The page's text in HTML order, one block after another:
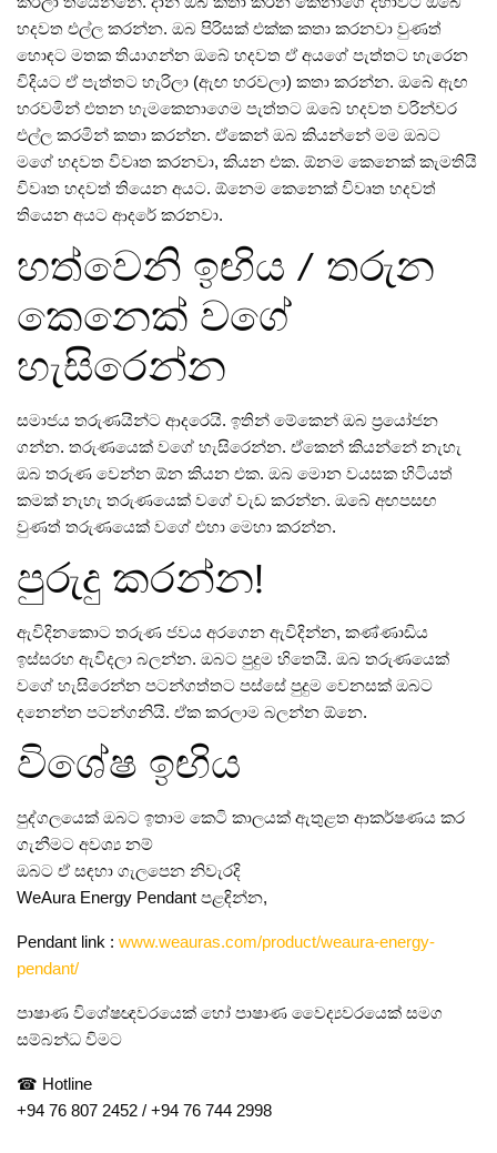
හදවත එල්ල කරන්න. ඔබ පිරිසක්‌ එක්ක කතා කරනවා වුණත්‌
හොඳට මතක තියාගන්න ඔබේ හදවත ඒ අයගේ පැත්තට හැරෙන
විදියට ඒ පැත්තට හැරිලා (ඇඟ හරවලා) කතා කරන්න. ඔබේ ඇඟ
හරවමින්‌ එතන හැමකෙනාගෙම පැත්තට ඔබේ හදවත වරින්වර
එල්ල කරමින්‌ කතා කරන්න. ඒකෙන්‌ ඔබ කියන්නේ මම ඔබට
මගේ හදවත විවෘත කරනවා, කියන එක. ඕනම කෙනෙක්‌ කැමතියි
විවෘත හදවත්‌ තියෙන අයට. ඕනෙම කෙනෙක්‌ විවෘත හදවත්‌
තියෙන අයට ආදරේ කරනවා.
හත්වෙනි ඉඟිය / තරුන
කෙනෙක් වගේ
හැසිරෙන්න
සමාජය තරුණයින්ට ආදරෙයි. ඉතින්‌ මේකෙන්‌ ඔබ ප්‍රයෝජන
ගන්න. තරුණයෙක්‌ වගේ හැසිරෙන්න. ඒකෙන්‌ කියන්නේ නැහැ
ඔබ තරුණ වෙන්න ඕන කියන එක. ඔබ මොන වයසක හිටියත්‌
කමක්‌ නැහැ තරුණයෙක්‌ වගේ වැඩ කරන්න. ඔබේ අඟපසඟ
වුණත්‌ තරුණයෙක්‌ වගේ එහා මෙහා කරන්න.
පුරුදු කරන්න!
ඇවිදිනකොට තරුණ ජවය අරගෙන ඇවිදින්න, කණ්ණාඩිය
ඉස්සරහ ඇවිදලා බලන්න. ඔබට පුදුම හිතෙයි. ඔබ තරුණයෙක්‌
වගේ හැසිරෙන්න පටන්ගත්තට පස්සේ පුදුම වෙනසක්‌ ඔබට
දනෙන්න පටන්ගනියි. ඒක කරලාම බලන්න ඕනෙ.
විශේෂ ඉඟිය
පුද්ගලයෙක් ඔබට ඉතාම කෙටි කාලයක් ඇතුළත ආකර්ෂණය කර
ගැනීමට අවශ්‍ය නම්
ඔබට ඒ සඳහා ගැලපෙන නිවැරදි
WeAura Energy Pendant පළඳින්න,
Pendant link : www.weauras.com/product/weaura-energy-
pendant/
පාෂාණ විශේෂඥවරයෙක් හෝ පාෂාණ වෛද්‍යවරයෙක් සමග
සම්බන්ධ විමට
☎ Hotline
+94 76 807 2452 / +94 76 744 2998